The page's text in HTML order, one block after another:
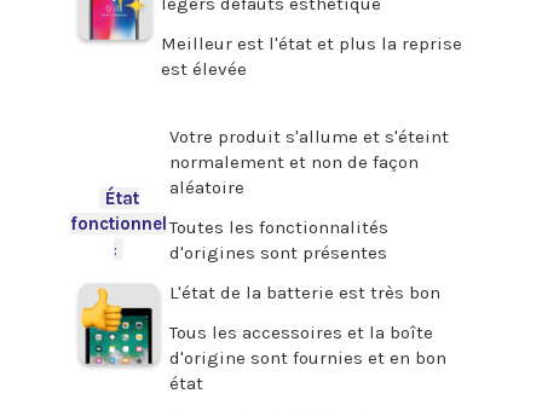
Meilleur est l'état et plus la reprise
est élevée
État
fonctionnel
:
Votre produit s'allume et s'éteint
normalement et non de façon
aléatoire
Toutes les fonctionnalités
d'origines sont présentes
L'état de la batterie est très bon
Tous les accessoires et la boîte
d'origine sont fournies et en bon
état